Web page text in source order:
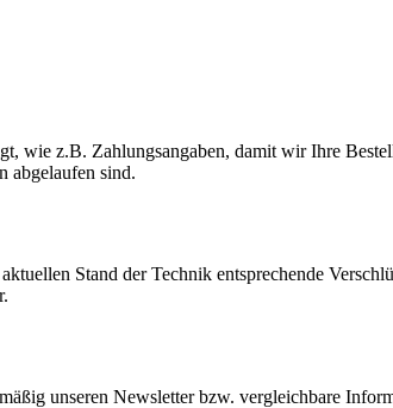
wie z.B. Zahlungsangaben, damit wir Ihre
abgelaufen sind.
Stand der Technik entsprechende
unseren Newsletter bzw. vergleichbare